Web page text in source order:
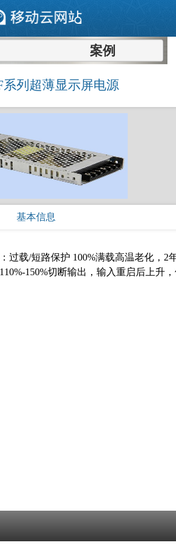
案例
系列超薄显示屏电源
基本信息
载/短路保护 100%满载高温老化，2
150%切断输出，输入重启后上升